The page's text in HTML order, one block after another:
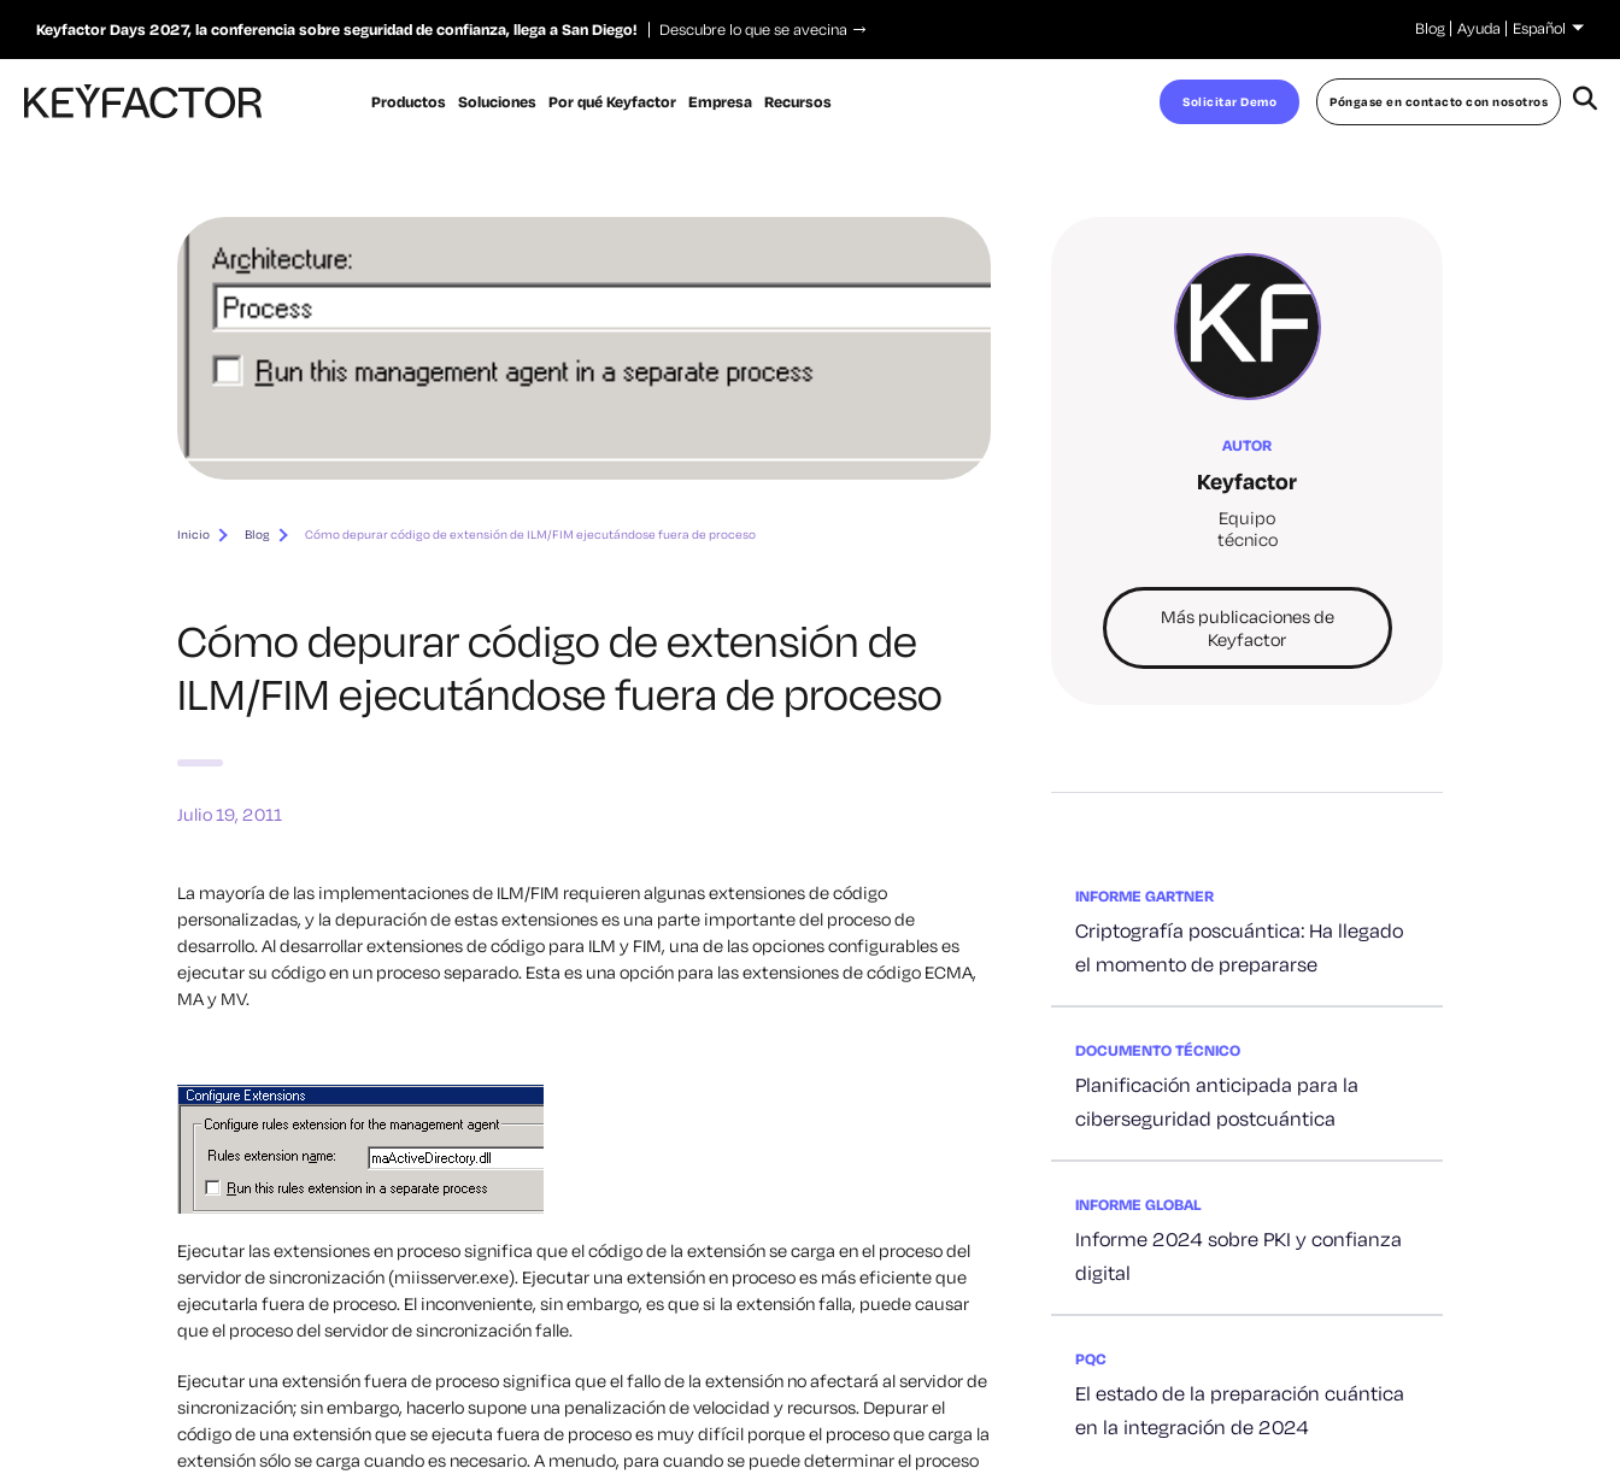
Keyfactor Days 2027, la conferencia sobre seguridad de confianza, llega a San Diego! Descubre lo que se avecina Blog Ayuda Español
Productos Soluciones Por qué Keyfactor Empresa Recursos Solicitar Demo Póngase en contacto con nosotros
Inicio Blog Cómo depurar código de extensión de ILM/FIM ejecutándose fuera de proceso
Cómo depurar código de extensión de
ILM/FIM ejecutándose fuera de proceso
Julio 19, 2011
La mayoría de las implementaciones de ILM/FIM requieren algunas extensiones de código
personalizadas, y la depuración de estas extensiones es una parte importante del proceso de
desarrollo.Al desarrollar extensiones de código para ILM y FIM, una de las opciones configurables es
ejecutar su código en un proceso separado. Esta es una opción para las extensiones de código ECMA,
MA y MV.
Ejecutar las extensiones en proceso significa que el código de la extensión se carga en el proceso del
servidor de sincronización (miisserver.exe). Ejecutar una extensión en proceso es más eficiente que
ejecutarla fuera de proceso. El inconveniente, sin embargo, es que si la extensión falla, puede causar
que el proceso del servidor de sincronización falle.
Ejecutar una extensión fuera de proceso significa que el fallo de la extensión no afectará al servidor de
sincronización; sin embargo, hacerlo supone una penalización de velocidad y recursos. Depurar el
código de una extensión que se ejecuta fuera de proceso es muy difícil porque el proceso que carga la
extensión sólo se carga cuando es necesario. A menudo, para cuando se puede determinar el proceso
AUTOR
Keyfactor
Equipo
técnico
Más publicaciones de
Keyfactor
INFORME GARTNER
Criptografía poscuántica: Ha llegado
el momento de prepararse
DOCUMENTO TÉCNICO
Planificación anticipada para la
ciberseguridad postcuántica
INFORME GLOBAL
Informe 2024 sobre PKI y confianza
digital
PQC
El estado de la preparación cuántica
en la integración de 2024